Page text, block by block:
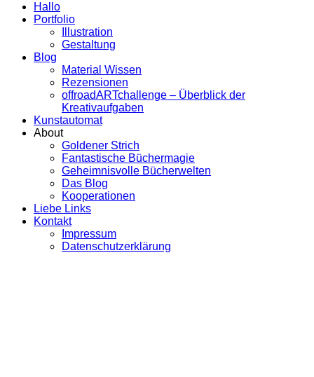
Hallo
Portfolio
Illustration
Gestaltung
Blog
Material Wissen
Rezensionen
offroadARTchallenge – Überblick der
Kreativaufgaben
Kunstautomat
About
Goldener Strich
Fantastische Büchermagie
Geheimnisvolle Bücherwelten
Das Blog
Kooperationen
Liebe Links
Kontakt
Impressum
Datenschutzerklärung